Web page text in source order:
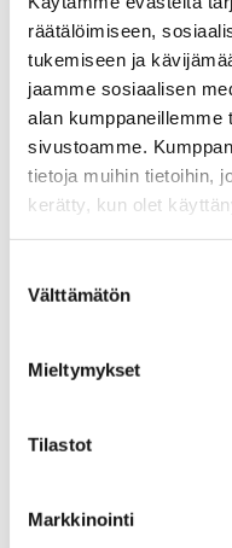
räätälöimiseen,
tukemiseen ja
jaamme sosiaalisen
alan kumppaneillemme
sivustoamme.
tietoja muihin tietoihin,
kerätty, kun olet
valinta
Välttämätön
Mieltymykset
Tilastot
Markkinointi